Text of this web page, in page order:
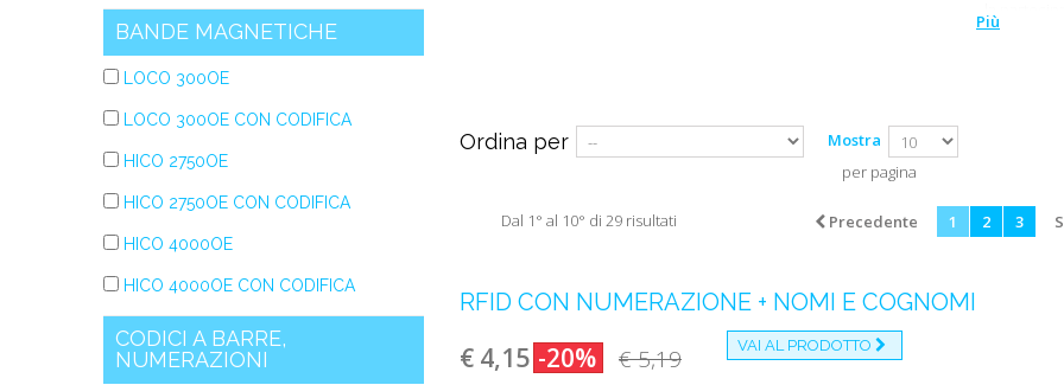
BANDE MAGNETICHE
LOCO 300OE
LOCO 300OE CON CODIFICA
HICO 2750OE
HICO 2750OE CON CODIFICA
HICO 4000OE
HICO 4000OE CON CODIFICA
CODICI A BARRE,
NUMERAZIONI
- l’iscrizione
Più
Ordina per
Mostra
per pagina
Precedente 1 2 3
Dal 1° al 10° di 29 risultati
RFID CON NUMERAZIONE + NOMI E COGNOMI
€ 4,15 -20% € 5,19 VAI AL PRODOTTO